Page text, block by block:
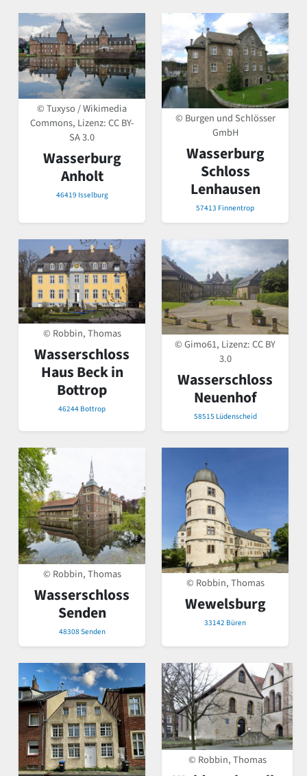
© Tuxyso / Wikimedia
Commons, Lizenz:CC BY-
SA 3.0
Wasserburg
Anholt
46419 Isselburg
© Burgen und Schlösser
GmbH
Wasserburg
Schloss
Lenhausen
57413 Finnentrop
© Robbin, Thomas
Wasserschloss
Haus Beck in
Bottrop
46244 Bottrop
© Gimo61, Lizenz:CC BY
3.0
Wasserschloss
Neuenhof
58515 Lüdenscheid
© Robbin, Thomas
Wasserschloss
Senden
48308 Senden
© Robbin, Thomas
Wewelsburg
33142 Büren
© Robbin, Thomas